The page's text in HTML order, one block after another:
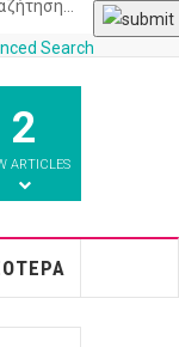
Search
2
ARTICLES